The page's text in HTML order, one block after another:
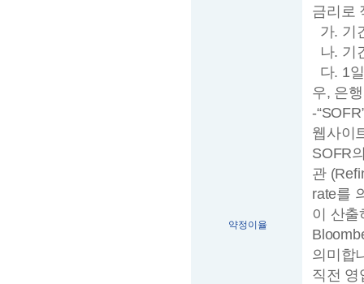
약정이율
금리로
가. 기
나. 기
다. 1
우, 은
-
웹사이
SOFR
관
rate를
이 산출
의미합
직전